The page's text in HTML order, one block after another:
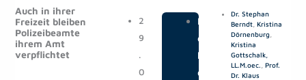
Auch in ihrer
Freizeit bleiben
Polizeibeamte
ihrem Amt
verpflichtet
2
9
.
0
M
e
l
d
Dr. Stephan
Berndt, Kristina
Dörnenburg
Kristina
Gottschalk,
LL.M.oec. Prof.
Dr. Klaus
i
t
e
i
t
e
i
t